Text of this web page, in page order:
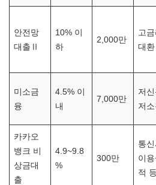
안전망
대출Ⅱ
10% 이
하
2,000만
고금
대환
미소금
융
4.5% 이
내
7,000만
저신
저
카카오
뱅크 비
상금대
출
4.9~9.8
%
300만
통
이용
적 등